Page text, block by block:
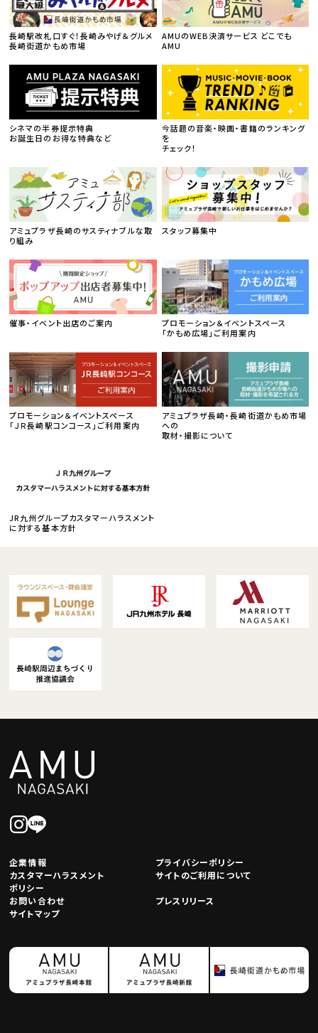
長崎駅改札口すぐ！長崎みやげ＆グルメ
長崎街道かもめ市場
AMUのWEB決済サービス どこでも
AMU
シネマの半券提示特典
お誕生日のお得な特典など
今話題の音楽・映画・書籍のランキング
を
チェック！
アミュプラザ長崎のサスティナブルな取
り組み
スタッフ募集中
催事・イベント出店のご案内
プロモーション＆イベントスペース
「かもめ広場」ご利用案内
プロモーション＆イベントスペース
「ＪＲ長崎駅コンコース」ご利用案内
アミュプラザ長崎・長崎街道かもめ市場
への
取材・撮影について
JR九州グループカスタマーハラスメント
に対する基本方針
企業情報
プライバシーポリシー
カスタマーハラスメント
ポリシー
サイトのご利用について
お問い合わせ
プレスリリース
サイトマップ